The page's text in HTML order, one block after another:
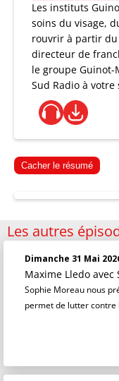
Les instituts
soins du visage,
rouvrir à partir du
directeur de
le groupe Guinot-
Sud Radio à votre
Cacher le résumé
Les autres
Dimanche 31 Mai
Maxime Lledo avec
Sophie Moreau nous
permet de lutter contre